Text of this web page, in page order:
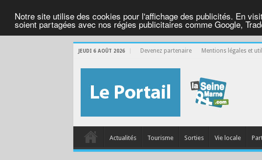
Notre site utilise des cookies pour l'affichage des publicités. En
soient partagées avec nos régies publicitaires comme Google,
JEUDI 6 AOÛT 2026 Devenez partenaire Mentions légales et
Actualités Tourisme Sorties Vie locale